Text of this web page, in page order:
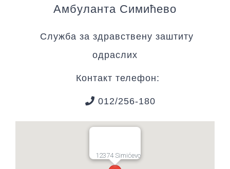
Амбуланта Симићево
Служба за здравствену заштиту
одраслих
Контакт телефон:
012/256-180
12374 Simićevo